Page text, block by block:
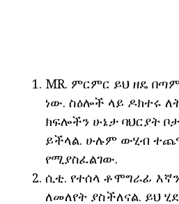
MR. ምርምር ይህ ዘዴ
ነው. ስዕሎች ላይ ዶክተሩ
ክፍሎችን ሁኔታ ባህርያት
ይችላል. ሁሉም ውሂብ
የሚያስፈልገው.
ሲቲ. የተሰላ ቶሞግራፊ
ለመለየት ያስችለናል. ይህ